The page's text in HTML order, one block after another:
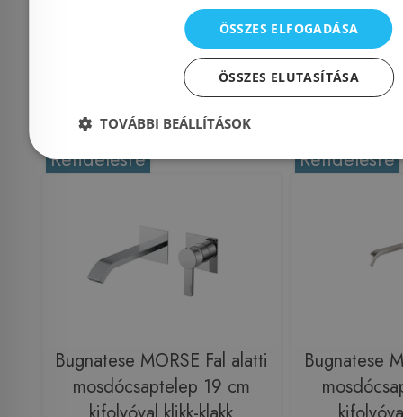
207 900 Ft
Kosárba
153
Rendelésre
Bugnatese MORSE Fal alatti
mosdócsaptelep 19 cm
Rendelésre
Bugnatese
ÖSSZES ELFOGADÁSA
ÖSSZES ELUTASÍTÁSA
TOVÁBBI BEÁLLÍTÁSOK